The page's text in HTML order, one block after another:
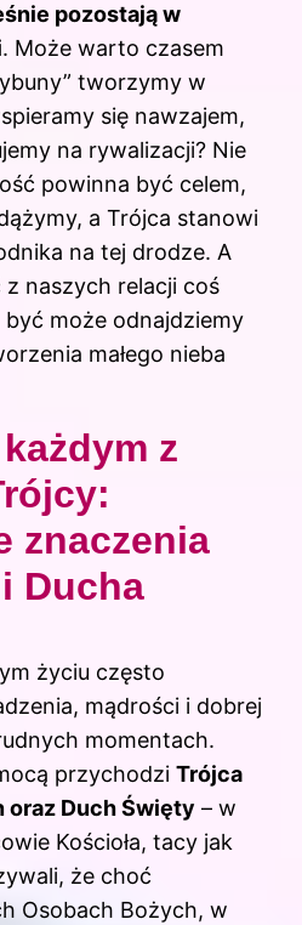
pozostają w
. Może warto czasem
tworzymy w
się nawzajem,
na rywalizacji? Nie
powinna być celem,
a Trójca stanowi
na tej drodze. A
naszych relacji coś
może odnajdziemy
małego nieba
z
znaczenia
Ducha
życiu często
mądrości i dobrej
momentach.
przychodzi Trójca
oraz Duch Święty – w
Kościoła, tacy jak
że choć
Osobach Bożych, w